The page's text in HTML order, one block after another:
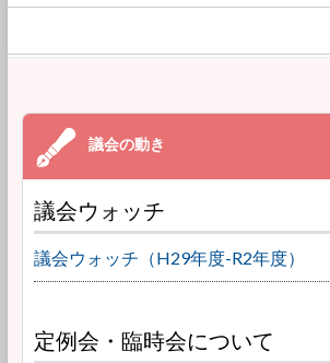
議会ウォッチ
議会ウォッチ（H29年度-R2年度）
定例会・臨時会について